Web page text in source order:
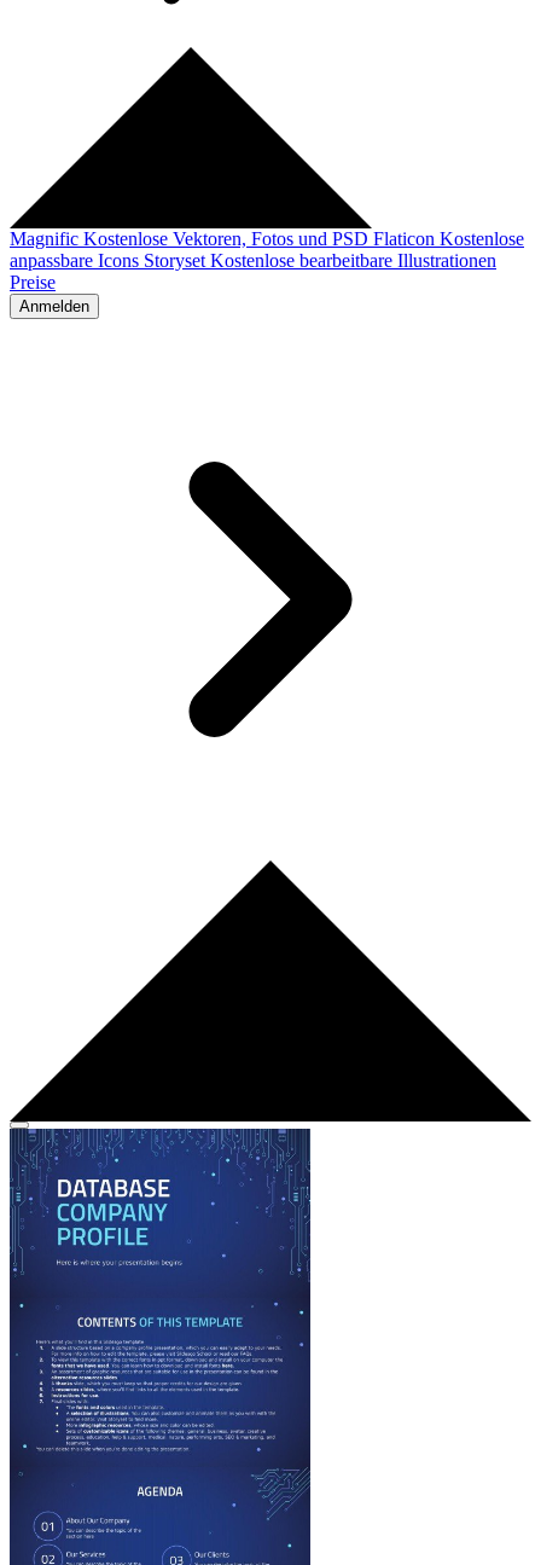
Magnific Kostenlose Vektoren, Fotos und PSD Flaticon Kostenlose
anpassbare Icons Storyset Kostenlose bearbeitbare Illustrationen
Preise
Anmelden